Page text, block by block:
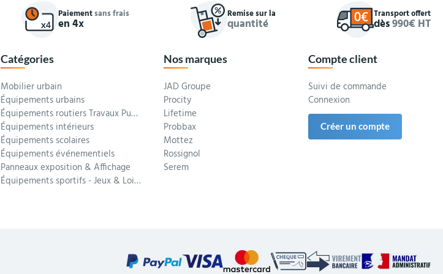
Paiementsans frais
en 4x
Remise sur la
quantité
Transport offert
dès990€ HT
Catégories
Mobilier urbain
Équipements urbains
Équipements routiers Travaux Publics
Équipements intérieurs
Équipements scolaires
Équipements événementiels
Panneaux exposition & Affichage
Équipements sportifs - Jeux & Loisirs
Nos marques
JAD Groupe
Procity
Lifetime
Probbax
Mottez
Rossignol
Serem
Compte client
Suivi de commande
Connexion
Créer un compte